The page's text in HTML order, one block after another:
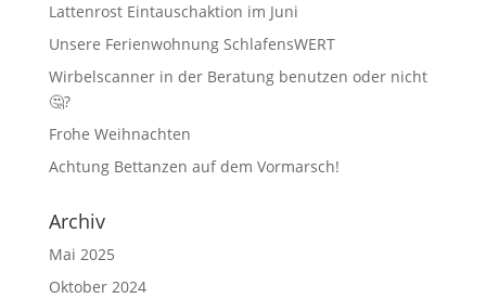
Lattenrost Eintauschaktion im Juni
Unsere Ferienwohnung SchlafensWERT
Wirbelscanner in der Beratung benutzen oder nicht
🤔?
Frohe Weihnachten
Achtung Bettanzen auf dem Vormarsch!
Archiv
Mai 2025
Oktober 2024